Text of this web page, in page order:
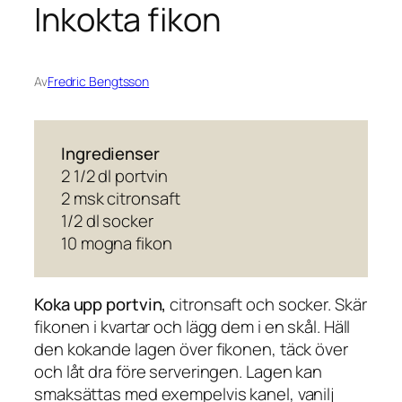
Inkokta fikon
AvFredric Bengtsson
Ingredienser
2 1/2 dl portvin
2 msk citronsaft
1/2 dl socker
10 mogna fikon
Koka upp portvin, citronsaft och socker. Skär
fikonen i kvartar och lägg dem i en skål. Häll
den kokande lagen över fikonen, täck över
och låt dra före serveringen. Lagen kan
smaksättas med exempelvis kanel, vanilj